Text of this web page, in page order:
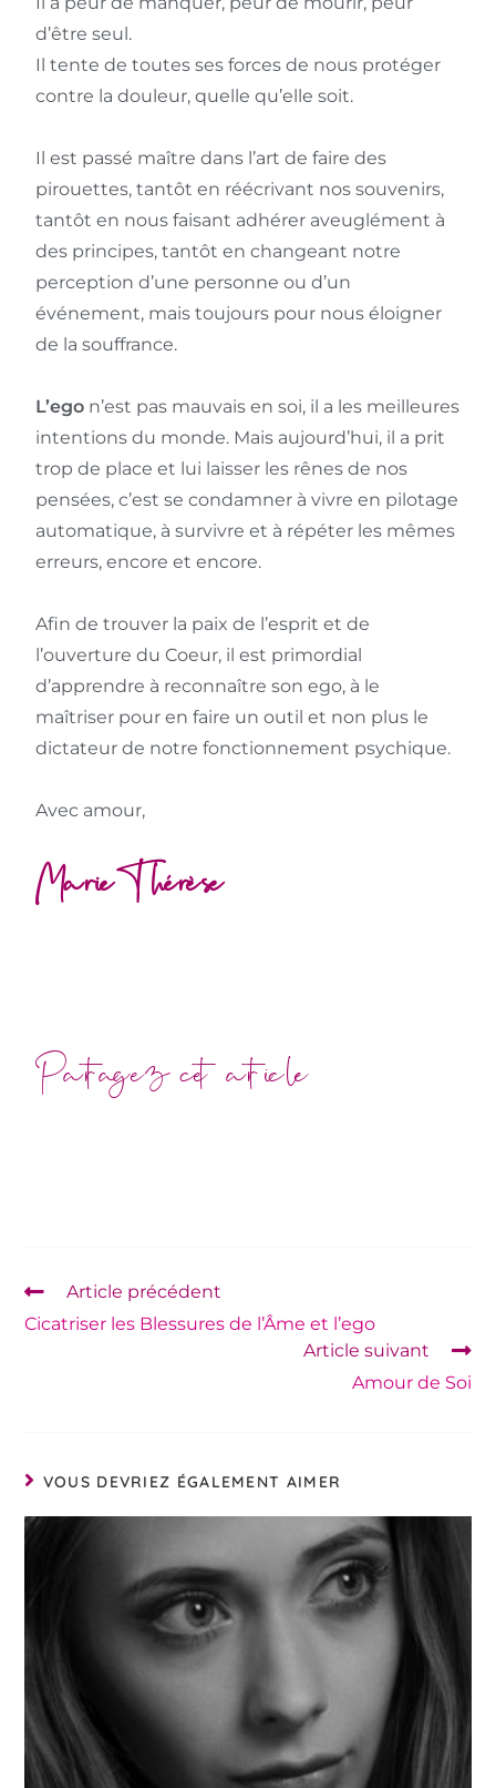
d’être seul.
Il tente de toutes ses forces de nous protéger
contre la douleur, quelle qu’elle soit.
Il est passé maître dans l’art de faire des
pirouettes, tantôt en réécrivant nos souvenirs,
tantôt en nous faisant adhérer aveuglément à
des principes, tantôt en changeant notre
perception d’une personne ou d’un
événement, mais toujours pour nous éloigner
de la souffrance.
L’ego n’est pas mauvais en soi, il a les meilleures
intentions du monde. Mais aujourd’hui, il a prit
trop de place et lui laisser les rênes de nos
pensées, c’est se condamner à vivre en pilotage
automatique, à survivre et à répéter les mêmes
erreurs, encore et encore.
Afin de trouver la paix de l’esprit et de
l’ouverture du Coeur, il est primordial
d’apprendre à reconnaître son ego, à le
maîtriser pour en faire un outil et non plus le
dictateur de notre fonctionnement psychique.
Avec amour,
Marie-Thérèse
Partagez cet article
Article précédent
Cicatriser les Blessures de l’Âme et l’ego
Article suivant
Amour de Soi
VOUS DEVRIEZ ÉGALEMENT AIMER